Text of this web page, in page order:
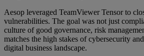
Aesop leveraged TeamViewer Tensor to
vulnerabilities. The goal was not just
culture of good governance, risk
matches the high stakes of cybersecurity
digital business landscape.